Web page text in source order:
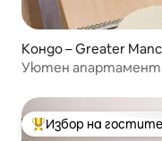
Кондо – Greater
Уютен апартамент
Най-популярен
Избор на гостите